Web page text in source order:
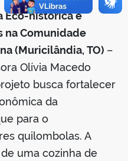
Eco-histórica e
na Comunidade
(Muricilândia, TO) –
Olívia Macedo
busca fortalecer
da
para o
quilombolas. A
uma cozinha de